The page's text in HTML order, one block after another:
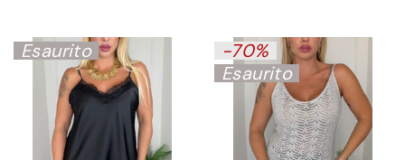
Esaurito
-70%
Esaurito